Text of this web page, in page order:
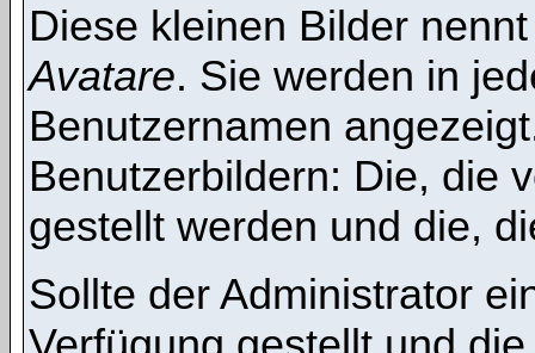
Diese kleinen Bilder
Avatare. Sie werden in
Benutzernamen
Benutzerbildern: Die, die
gestellt werden und die,
Sollte der Administrator